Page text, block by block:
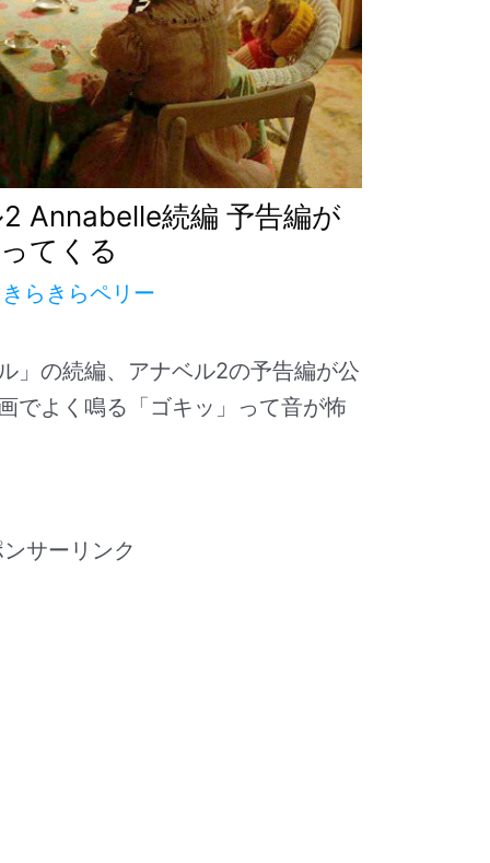
Annabelle続編 予告編が
てくる
きらきらペリー
」の続編、アナベル2の予告編が公
でよく鳴る「ゴキッ」って音が怖
サーリンク